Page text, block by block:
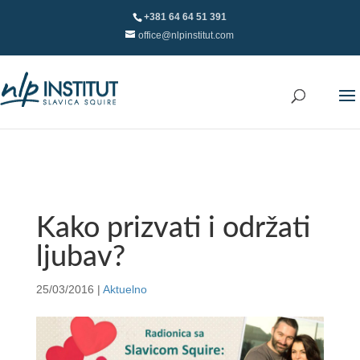
+381 64 64 51 391
office@nlpinstitut.com
Kako prizvati i održati
ljubav?
25/03/2016 | Aktuelno